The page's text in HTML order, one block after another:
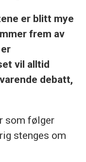
er blitt mye
frem av
vil alltid
debatt,
som følger
stenges om